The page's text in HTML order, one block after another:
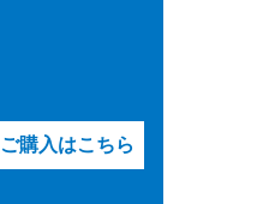
ご購入はこちら